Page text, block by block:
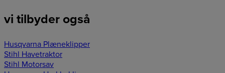
vi tilbyder også
Husqvarna Plæneklipper
Stihl Havetraktor
Stihl Motorsav